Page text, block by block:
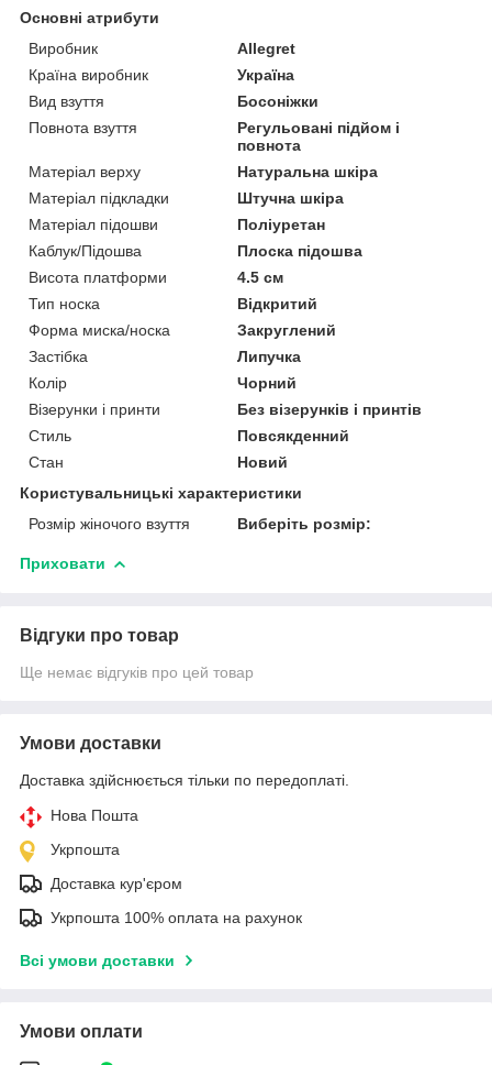
Основні атрибути
Виробник
Allegret
Країна виробник
Україна
Вид взуття
Босоніжки
Повнота взуття
Регульовані підйом і
повнота
Матеріал верху
Натуральна шкіра
Матеріал підкладки
Штучна шкіра
Матеріал підошви
Поліуретан
Каблук/Підошва
Плоска підошва
Висота платформи
4.5 см
Тип носка
Відкритий
Форма миска/носка
Закруглений
Застібка
Липучка
Колір
Чорний
Візерунки і принти
Без візерунків і принтів
Стиль
Повсякденний
Стан
Новий
Користувальницькі характеристики
Розмір жіночого взуття
Виберіть розмір:
Приховати
Відгуки про товар
Ще немає відгуків про цей товар
Умови доставки
Доставка здійснюється тільки по передоплаті.
Нова Пошта
Укрпошта
Доставка кур'єром
Укрпошта 100% оплата на рахунок
Всі умови доставки
Умови оплати